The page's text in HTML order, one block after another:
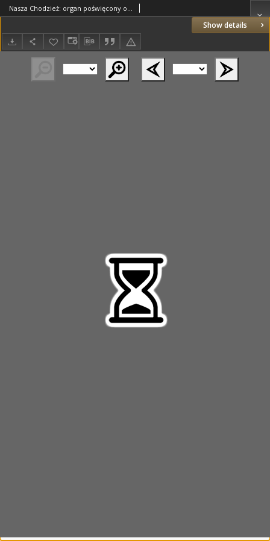
Show details
Nasza Chodzież: organ poświęcony obronie interesów narodowych na zachodnich ziemiach Polski 1935.05.08 R.6 Nr106